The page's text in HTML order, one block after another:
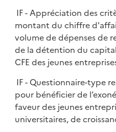
IF - Appréciation des
montant du chiffre
volume de dépenses de
de la détention du
CFE des jeunes
IF - Questionnaire-type
pour bénéficier de
faveur des jeunes
universitaires, de